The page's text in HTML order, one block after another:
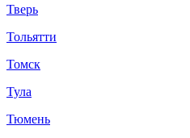
Тверь
Тольятти
Томск
Тула
Тюмень